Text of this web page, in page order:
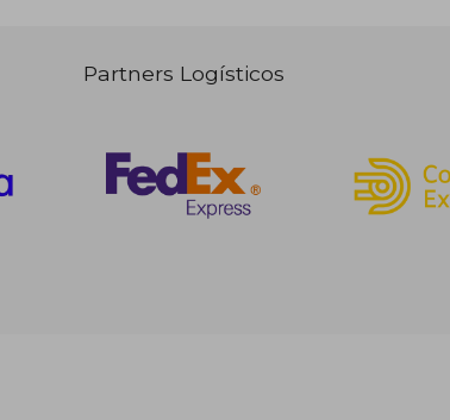
Partners Logísticos